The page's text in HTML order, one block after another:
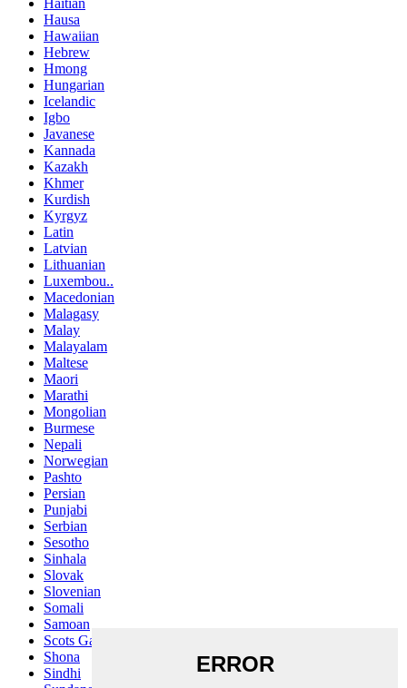
Hausa
Hawaiian
Hebrew
Hmong
Hungarian
Icelandic
Igbo
Javanese
Kannada
Kazakh
Khmer
Kurdish
Kyrgyz
Latin
Latvian
Lithuanian
Luxembou..
Macedonian
Malagasy
Malay
Malayalam
Maltese
Maori
Marathi
Mongolian
Burmese
Nepali
Norwegian
Pashto
Persian
Punjabi
Serbian
Sesotho
Sinhala
Slovak
Slovenian
Somali
Samoan
Scots Gaelic
Shona
Sindhi